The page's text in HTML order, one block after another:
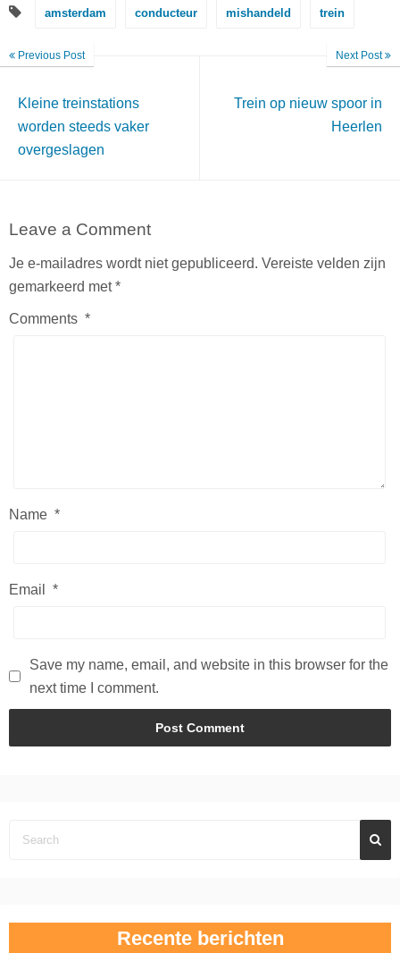
amsterdam conducteur mishandeld trein
Previous Post
Kleine treinstations
worden steeds vaker
overgeslagen
Next Post
Trein op nieuw spoor in
Heerlen
Leave a Comment
Je e-mailadres wordt niet gepubliceerd. Vereiste velden zijn
gemarkeerd met*
Comments *
Name *
Email *
Save my name, email, and website in this browser for the
next time I comment.
Recente berichten